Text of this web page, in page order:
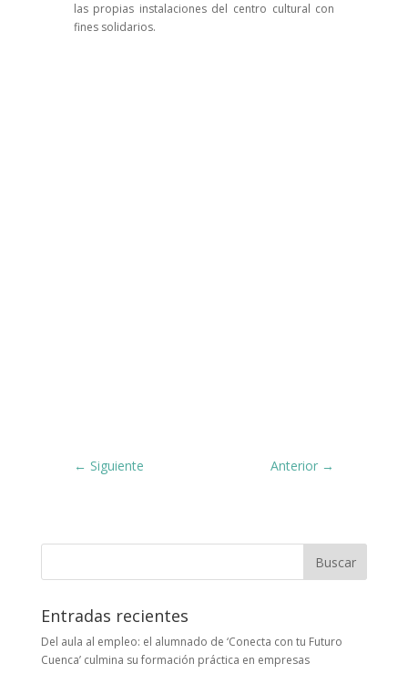
las propias instalaciones del centro cultural con
fines solidarios.
Anterior
Siguiente
Buscar:
Entradas recientes
Del aula al empleo: el alumnado de ‘Conecta con tu Futuro
Cuenca’ culmina su formación práctica en empresas